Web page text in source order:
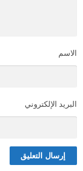
الاسم
البريد الإلكتروني